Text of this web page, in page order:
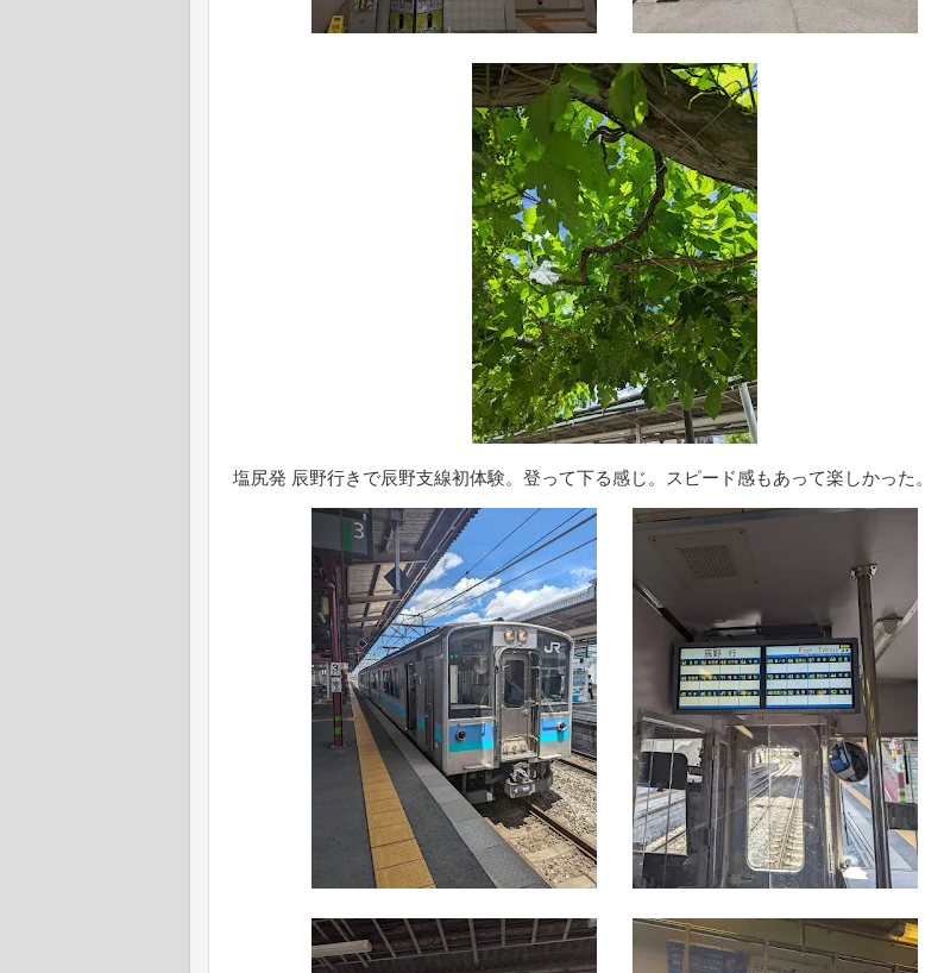
塩尻発 辰野行きで辰野支線初体験。登って下る感じ。スピード感もあって楽しかった。